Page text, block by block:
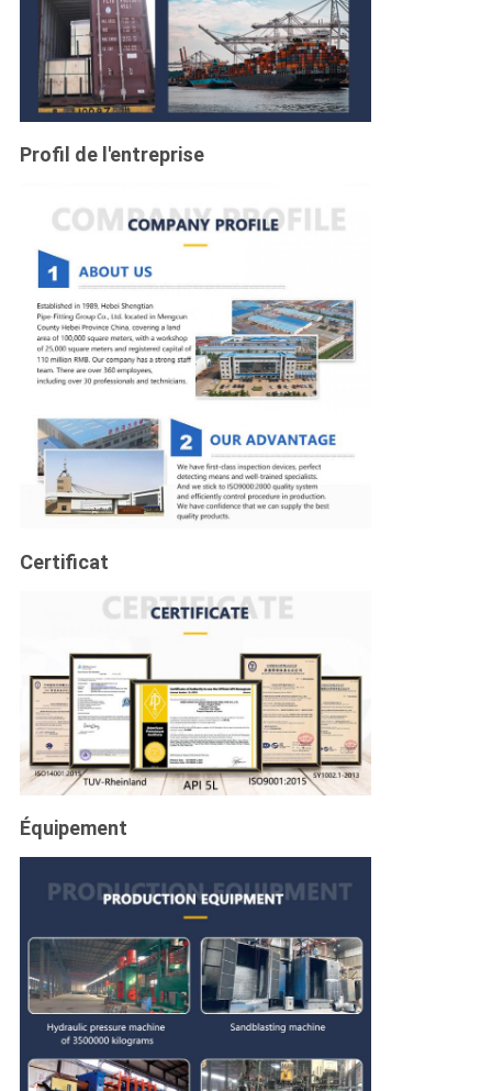
Profil de l'entreprise
Certificat
Équipement